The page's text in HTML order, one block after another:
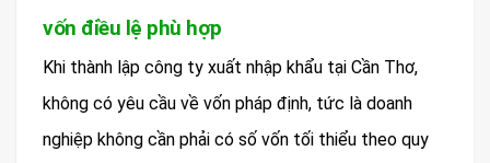
vốn điều lệ phù hợp
Khi thành lập công ty xuất nhập khẩu tại Cần Thơ,
không có yêu cầu về vốn pháp định, tức là doanh
nghiệp không cần phải có số vốn tối thiểu theo quy